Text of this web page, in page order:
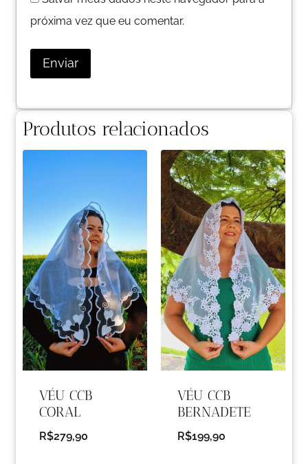
próxima vez que eu comentar.
Produtos relacionados
VÉU CCB
CORAL
R$279,90
VÉU CCB
BERNADETE
R$199,90